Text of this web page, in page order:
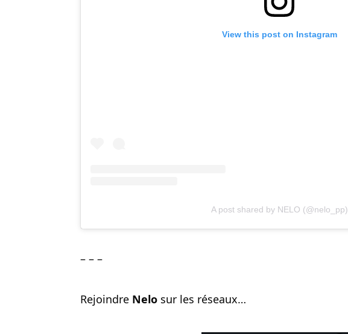
View this post on Instagram
A post shared by NELO (@nelo_pp)
– – –
Rejoindre Nelo sur les réseaux…